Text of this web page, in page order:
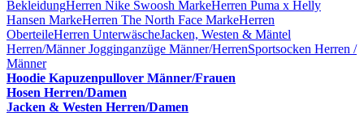
BekleidungHerren Nike Swoosh MarkeHerren Puma x Helly
Hansen MarkeHerren The North Face MarkeHerren
OberteileHerren UnterwäscheJacken, Westen & Mäntel
Herren/MännerJogginganzüge Männer/HerrenSportsocken Herren /
Männer
Hoodie Kapuzenpullover Männer/Frauen
Hosen Herren/Damen
Jacken & Westen Herren/Damen